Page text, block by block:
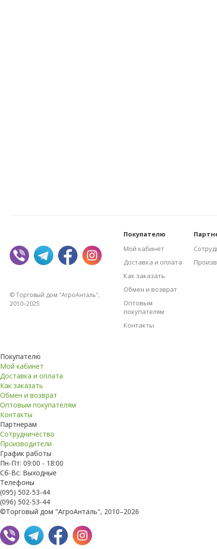
© Торговый дом "АгроАнталь",
2010–2025
Покупателю
Мой кабинет
Доставка и оплата
Как заказать
Обмен и возврат
Оптовым
покупателям
Контакты
Покупателю
Мой кабинет
Доставка и оплата
Как заказать
Обмен и возврат
Оптовым покупателям
Контакты
Партнерам
Сотрудничество
Производители
График работы
Пн-Пт: 09:00 - 18:00
Сб-Вс: Выходные
Телефоны
(095) 502-53-44
(096) 502-53-44
©Торговый дом "АгроАнталь", 2010–2026